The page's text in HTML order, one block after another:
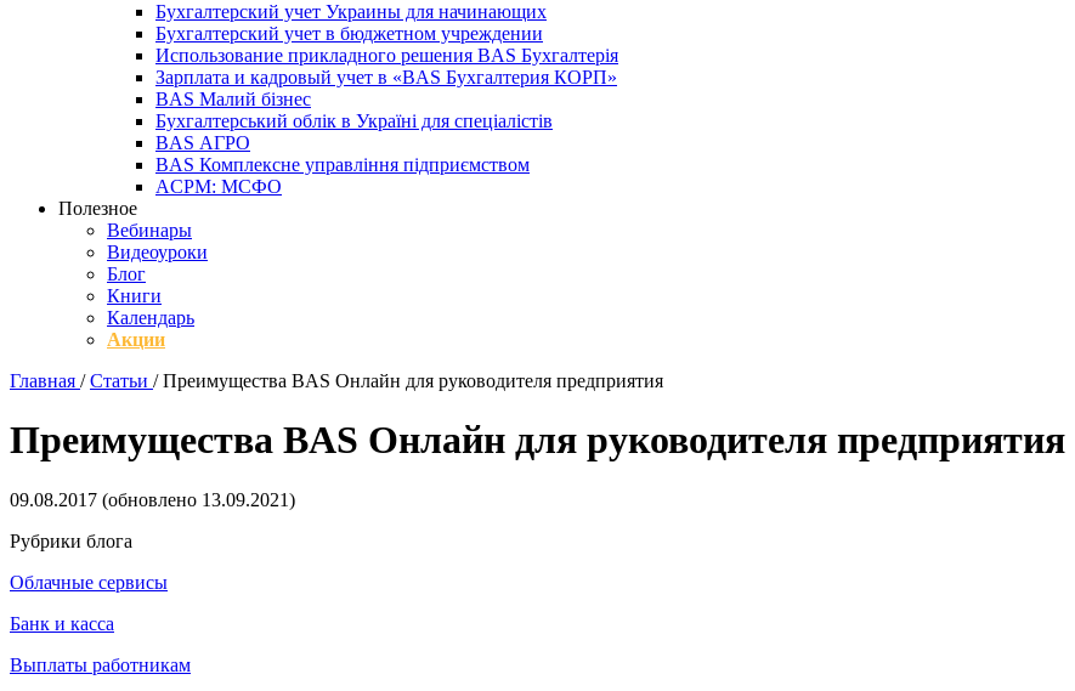
Бухгалтерский учет Украины для начинающих
Бухгалтерский учет в бюджетном учреждении
Использование прикладного решения BAS Бухгалтерія
Зарплата и кадровый учет в «BAS Бухгалтерия КОРП»
BAS Малий бізнес
Бухгалтерський облік в Україні для спеціалістів
BAS АГРО
BAS Комплексне управління підприємством
ACPM: МСФО
Полезное
Вебинары
Видеоуроки
Блог
Книги
Календарь
Акции
Главная / Статьи / Преимущества BAS Онлайн для руководителя предприятия
Преимущества BAS Онлайн для руководителя предприятия
09.08.2017 (обновлено 13.09.2021)
Рубрики блога
Облачные сервисы
Банк и касса
Выплаты работникам